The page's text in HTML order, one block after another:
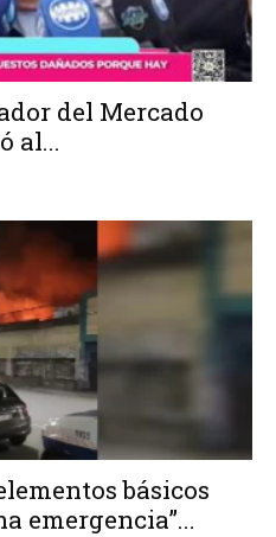
del Mercado
al...
básicos
emergencia”...